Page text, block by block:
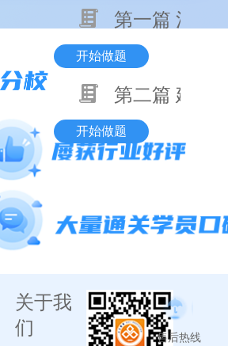
第一篇 消防
开始做题
第二篇 建筑
开始做题
关于我
们
售后热线